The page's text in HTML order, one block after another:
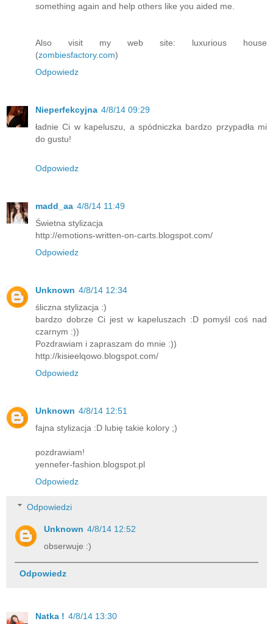
something again and help others like you aided me.
Also visit my web site: luxurious house
(zombiesfactory.com)
Odpowiedz
Nieperfekcyjna 4/8/14 09:29
ładnie Ci w kapeluszu, a spódniczka bardzo przypadła mi
do gustu!
Odpowiedz
madd_aa 4/8/14 11:49
Świetna stylizacja
http://emotions-written-on-carts.blogspot.com/
Odpowiedz
Unknown 4/8/14 12:34
śliczna stylizacja :)
bardzo dobrze Ci jest w kapeluszach :D pomyśl coś nad
czarnym :))
Pozdrawiam i zapraszam do mnie :))
http://kisieelqowo.blogspot.com/
Odpowiedz
Unknown 4/8/14 12:51
fajna stylizacja :D lubię takie kolory ;)
pozdrawiam!
yennefer-fashion.blogspot.pl
Odpowiedz
Odpowiedzi
Unknown 4/8/14 12:52
obserwuje :)
Odpowiedz
Natka ! 4/8/14 13:30